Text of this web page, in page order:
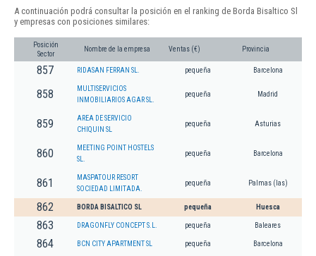
A continuación podrá consultar la posición en el ranking de Borda Bisaltico Sl
y empresas con posiciones similares:
Posición
Sector
Nombre de la empresa Ventas (€) Provincia
857 RIDASAN FERRAN SL. pequeña Barcelona
858
MULTISERVICIOS
INMOBILIARIOS AGAR SL.
pequeña Madrid
859
AREA DE SERVICIO
CHIQUIN SL
pequeña Asturias
860
MEETING POINT HOSTELS
SL.
pequeña Barcelona
861
MASPATOUR RESORT
SOCIEDAD LIMITADA.
pequeña Palmas (las)
862 BORDA BISALTICO SL pequeña Huesca
863 DRAGONFLY CONCEPT S.L. pequeña Baleares
864 BCN CITY APARTMENT SL pequeña Barcelona